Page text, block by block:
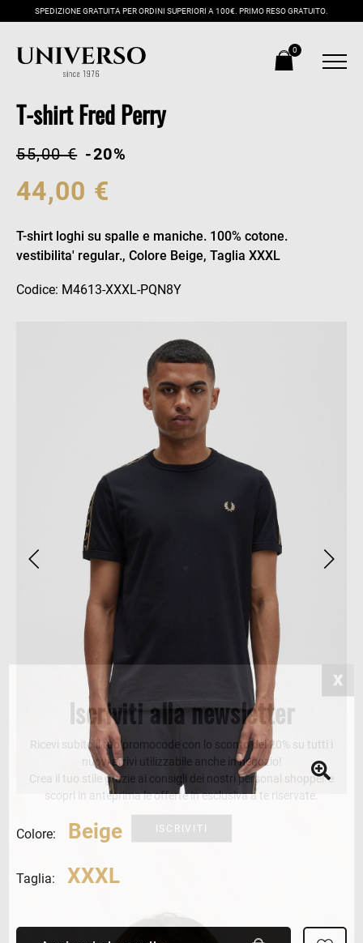
SPEDIZIONE GRATUITA PER ORDINI SUPERIORI A 100€. PRIMO RESO GRATUITO.
0
T-shirt Fred Perry
55,00 € -20%
44,00 €
T-shirt loghi su spalle e maniche. 100% cotone.
vestibilita' regular., Colore Beige, Taglia XXXL
Codice: M4613-XXXL-PQN8Y
Colore: Beige
Taglia: XXXL
Iscriviti alla newsletter
Ricevi subito il tuo promocode con lo sconto del 20% su tutti i
nuovi arrivi utilizzabile anche in negozio!
Crea il tuo stile grazie ai consigli dei nostri personal shopper e
scopri in anteprima le offerte in esclusiva a te riservate.
ISCRIVITI